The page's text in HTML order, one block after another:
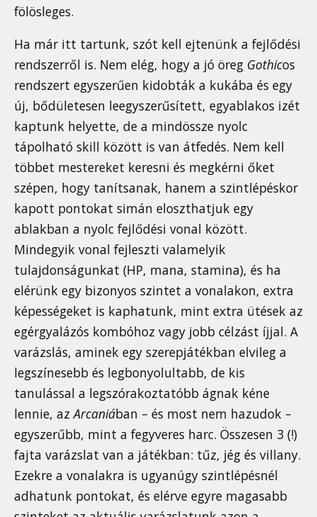
fölösleges.
Ha már itt tartunk, szót kell ejtenünk a fejlődési
rendszerről is. Nem elég, hogy a jó öreg Gothicos
rendszert egyszerűen kidobták a kukába és egy
új, bődületesen leegyszerűsített, egyablakos izét
kaptunk helyette, de a mindössze nyolc
tápolható skill között is van átfedés. Nem kell
többet mestereket keresni és megkérni őket
szépen, hogy tanítsanak, hanem a szintlépéskor
kapott pontokat simán eloszthatjuk egy
ablakban a nyolc fejlődési vonal között.
Mindegyik vonal fejleszti valamelyik
tulajdonságunkat (HP, mana, stamina), és ha
elérünk egy bizonyos szintet a vonalakon, extra
képességeket is kaphatunk, mint extra ütések az
egérgyalázós kombóhoz vagy jobb célzást íjjal. A
varázslás, aminek egy szerepjátékban elvileg a
legszínesebb és legbonyolultabb, de kis
tanulással a legszórakoztatóbb ágnak kéne
lennie, azArcaniában – és most nem hazudok –
egyszerűbb, mint a fegyveres harc. Összesen 3 (!)
fajta varázslat van a játékban: tűz, jég és villany.
Ezekre a vonalakra is ugyanúgy szintlépésnél
adhatunk pontokat, és elérve egyre magasabb